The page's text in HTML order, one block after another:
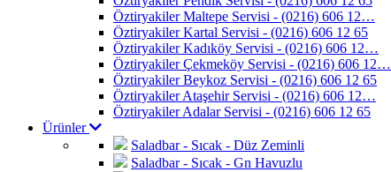
Öztiryakiler Maltepe Servisi - (0216) 606 12…
Öztiryakiler Kartal Servisi - (0216) 606 12 65
Öztiryakiler Kadıköy Servisi - (0216) 606 12…
Öztiryakiler Çekmeköy Servisi - (0216) 606 12…
Öztiryakiler Beykoz Servisi - (0216) 606 12 65
Öztiryakiler Ataşehir Servisi - (0216) 606 12…
Öztiryakiler Adalar Servisi - (0216) 606 12 65
Ürünler
Saladbar - Sıcak - Düz Zeminli
Saladbar - Sıcak - Gn Havuzlu